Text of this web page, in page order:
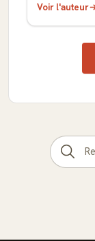
Voir l'auteur